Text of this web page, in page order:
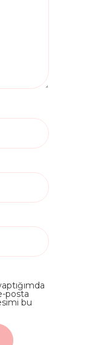
posta
bu